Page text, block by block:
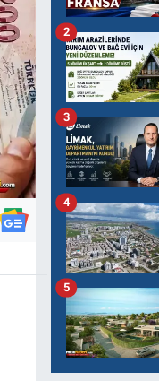
2
3
4
5